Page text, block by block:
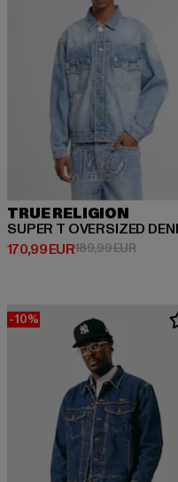
TRUE RELIGION
SUPER T OVERSIZED
170,99 EUR
Derzeitiger Preis: 170,99 EUR
189,99 EUR
-10%